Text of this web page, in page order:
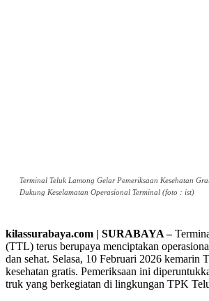
Terminal Teluk Lamong Gelar Pemeriksaan Kesehatan
Dukung Keselamatan Operasional Terminal (foto : ist)
kilassurabaya.com | SURABAYA –
(TTL) terus berupaya menciptakan
dan sehat. Selasa, 10 Februari 2026 kemarin
kesehatan gratis. Pemeriksaan ini
truk yang berkegiatan di lingkungan TPK